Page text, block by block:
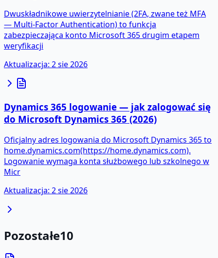
Dwuskładnikowe uwierzytelnianie (2FA, zwane też MFA
— Multi-Factor Authentication) to funkcja
zabezpieczająca konto Microsoft 365 drugim etapem
weryfikacji
Aktualizacja: 2 sie 2026
Dynamics 365 logowanie — jak zalogować się
do Microsoft Dynamics 365 (2026)
Oficjalny adres logowania do Microsoft Dynamics 365 to
home.dynamics.com(https://home.dynamics.com).
Logowanie wymaga konta służbowego lub szkolnego w
Micr
Aktualizacja: 2 sie 2026
Pozostałe10